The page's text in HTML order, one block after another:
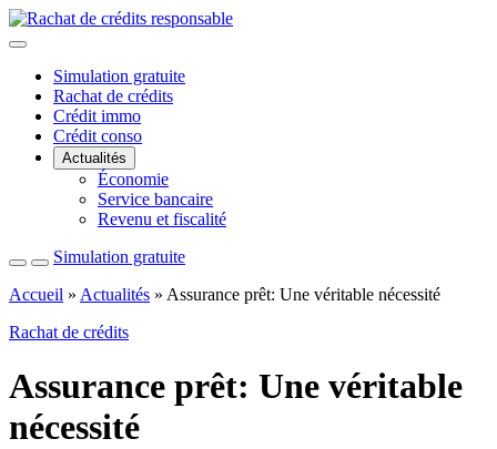
Fermer
menu
Simulation gratuite
Rachat de crédits
Crédit immo
Crédit conso
Actualités
Économie
Service bancaire
Revenu et fiscalité
Recherche
Menu
Simulation gratuite
Accueil » Actualités » Assurance prêt: Une véritable nécessité
Rachat de crédits
Assurance prêt: Une véritable
nécessité